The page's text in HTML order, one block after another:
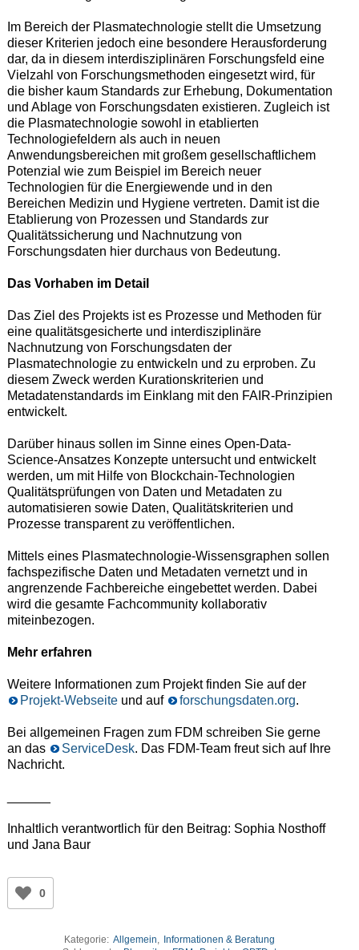
Im Bereich der Plasmatechnologie stellt die Umsetzung
dieser Kriterien jedoch eine besondere Herausforderung
dar, da in diesem interdisziplinären Forschungsfeld eine
Vielzahl von Forschungsmethoden eingesetzt wird, für
die bisher kaum Standards zur Erhebung, Dokumentation
und Ablage von Forschungsdaten existieren. Zugleich ist
die Plasmatechnologie sowohl in etablierten
Technologiefeldern als auch in neuen
Anwendungsbereichen mit großem gesellschaftlichem
Potenzial wie zum Beispiel im Bereich neuer
Technologien für die Energiewende und in den
Bereichen Medizin und Hygiene vertreten. Damit ist die
Etablierung von Prozessen und Standards zur
Qualitätssicherung und Nachnutzung von
Forschungsdaten hier durchaus von Bedeutung.
Das Vorhaben im Detail
Das Ziel des Projekts ist es Prozesse und Methoden für
eine qualitätsgesicherte und interdisziplinäre
Nachnutzung von Forschungsdaten der
Plasmatechnologie zu entwickeln und zu erproben. Zu
diesem Zweck werden Kurationskriterien und
Metadatenstandards im Einklang mit den FAIR-Prinzipien
entwickelt.
Darüber hinaus sollen im Sinne eines Open-Data-
Science-Ansatzes Konzepte untersucht und entwickelt
werden, um mit Hilfe von Blockchain-Technologien
Qualitätsprüfungen von Daten und Metadaten zu
automatisieren sowie Daten, Qualitätskriterien und
Prozesse transparent zu veröffentlichen.
Mittels eines Plasmatechnologie-Wissensgraphen sollen
fachspezifische Daten und Metadaten vernetzt und in
angrenzende Fachbereiche eingebettet werden. Dabei
wird die gesamte Fachcommunity kollaborativ
miteinbezogen.
Mehr erfahren
Weitere Informationen zum Projekt finden Sie auf der
Projekt-Webseiteund auf forschungsdaten.org.
Bei allgemeinen Fragen zum FDM schreiben Sie gerne
an das
ServiceDesk. Das FDM-Team freut sich auf Ihre
Nachricht.
Inhaltlich verantwortlich für den Beitrag: Sophia Nosthoff
und Jana Baur
0
Kategorie: Allgemein, Informationen & Beratung